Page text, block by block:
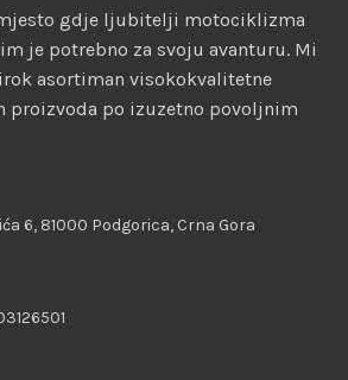
gdje ljubitelji motociklizma
je potrebno za svoju avanturu. Mi
asortiman visokokvalitetne
proizvoda po izuzetno povoljnim
6, 81000 Podgorica, Crna Gora